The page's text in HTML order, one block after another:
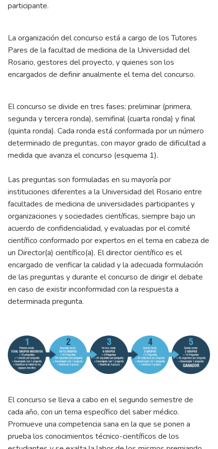
participante.
La organización del concurso está a cargo de los Tutores
Pares de la facultad de medicina de la Universidad del
Rosario, gestores del proyecto, y quienes son los
encargados de definir anualmente el tema del concurso.
El concurso se divide en tres fases: preliminar (primera,
segunda y tercera ronda), semifinal (cuarta ronda) y final
(quinta ronda). Cada ronda está conformada por un número
determinado de preguntas, con mayor grado de dificultad a
medida que avanza el concurso (esquema 1).
Las preguntas son formuladas en su mayoría por
instituciones diferentes a la Universidad del Rosario entre
facultades de medicina de universidades participantes y
organizaciones y sociedades científicas, siempre bajo un
acuerdo de confidencialidad, y evaluadas por el comité
científico conformado por expertos en el tema en cabeza de
un Director(a) científico(a). El director científico es el
encargado de verificar la calidad y la adecuada formulación
de las preguntas y durante el concurso de dirigir el debate
en caso de existir inconformidad con la respuesta a
determinada pregunta.
El concurso se lleva a cabo en el segundo semestre de
cada año, con un tema específico del saber médico.
Promueve una competencia sana en la que se ponen a
prueba los conocimientos técnico-científicos de los